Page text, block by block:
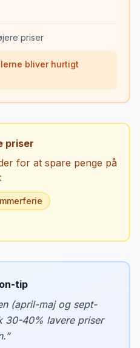
priser
bliver hurtigt
priser
for at spare penge på
:
tip
(april-maj og sept-
30-40% lavere priser
”